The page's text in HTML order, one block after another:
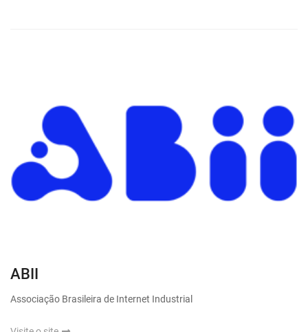
ABII
Associação Brasileira de Internet Industrial